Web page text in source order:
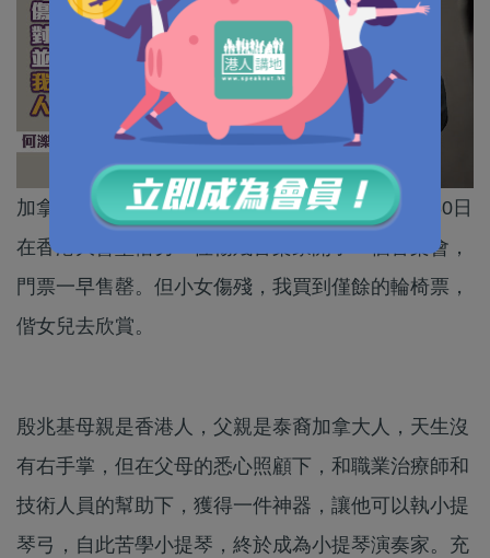
加拿大小提琴家殷兆基(Adrian Anantawan) 上月30日
在香港大會堂偕另一位傷殘音樂家開了一個音樂會，
門票一早售罄。但小女傷殘，我買到僅餘的輪椅票，
偕女兒去欣賞。
殷兆基母親是香港人，父親是泰裔加拿大人，天生沒
有右手掌，但在父母的悉心照顧下，和職業治療師和
技術人員的幫助下，獲得一件神器，讓他可以執小提
琴弓，自此苦學小提琴，終於成為小提琴演奏家。充